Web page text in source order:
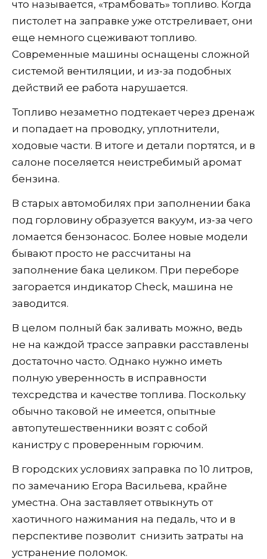
что называется, «трамбовать» топливо. Когда
пистолет на заправке уже отстреливает, они
еще немного сцеживают топливо.
Современные машины оснащены сложной
системой вентиляции, и из-за подобных
действий ее работа нарушается.
Топливо незаметно подтекает через дренаж
и попадает на проводку, уплотнители,
ходовые части. В итоге и детали портятся, и в
салоне поселяется неистребимый аромат
бензина.
В старых автомобилях при заполнении бака
под горловину образуется вакуум, из-за чего
ломается бензонасос. Более новые модели
бывают просто не рассчитаны на
заполнение бака целиком. При переборе
загорается индикатор Check, машина не
заводится.
В целом полный бак заливать можно, ведь
не на каждой трассе заправки расставлены
достаточно часто. Однако нужно иметь
полную уверенность в исправности
техсредства и качестве топлива. Поскольку
обычно таковой не имеется, опытные
автопутешественники возят с собой
канистру с проверенным горючим.
В городских условиях заправка по 10 литров,
по замечанию Егора Васильева, крайне
уместна. Она заставляет отвыкнуть от
хаотичного нажимания на педаль, что и в
перспективе позволит снизить затраты на
устранение поломок.